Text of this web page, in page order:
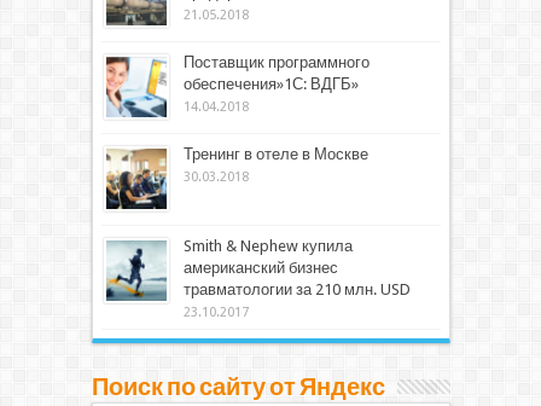
21.05.2018
Поставщик программного
обеспечения»1С: ВДГБ»
14.04.2018
Тренинг в отеле в Москве
30.03.2018
Smith & Nephew купила
американский бизнес
травматологии за 210 млн. USD
23.10.2017
Поиск по сайту от Яндекс